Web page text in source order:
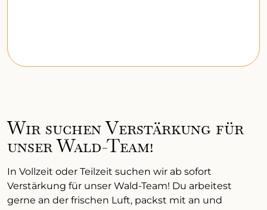
Wir suchen Verstärkung für
unser Wald-Team!
In Vollzeit oder Teilzeit suchen wir ab sofort
Verstärkung für unser Wald-Team! Du arbeitest
gerne an der frischen Luft, packst mit an und